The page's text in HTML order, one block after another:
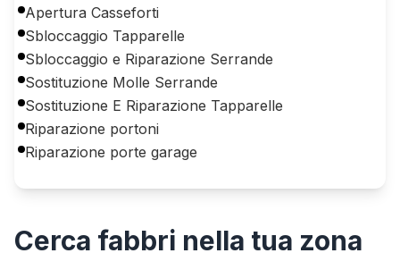
Apertura Casseforti
Sbloccaggio Tapparelle
Sbloccaggio e Riparazione Serrande
Sostituzione Molle Serrande
Sostituzione E Riparazione Tapparelle
Riparazione portoni
Riparazione porte garage
Cerca fabbri nella tua zona